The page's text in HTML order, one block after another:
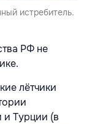
истребитель.
РФ не
лётчики
и Турции (в